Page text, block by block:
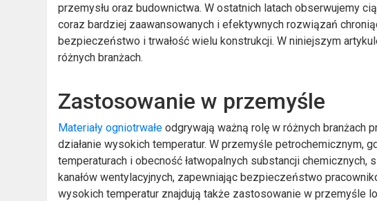
przemysłu oraz budownictwa. W ostatnich latach obserwujemy
coraz bardziej zaawansowanych i efektywnych rozwiązań
bezpieczeństwo i trwałość wielu konstrukcji. W niniejszym
różnych branżach.
Zastosowanie w przemyśle
Materiały ogniotrwałe odgrywają ważną rolę w różnych branżach
działanie wysokich temperatur. W przemyśle petrochemicznym,
temperaturach i obecność łatwopalnych substancji
kanałów wentylacyjnych, zapewniając bezpieczeństwo
wysokich temperatur znajdują także zastosowanie w przemyśle